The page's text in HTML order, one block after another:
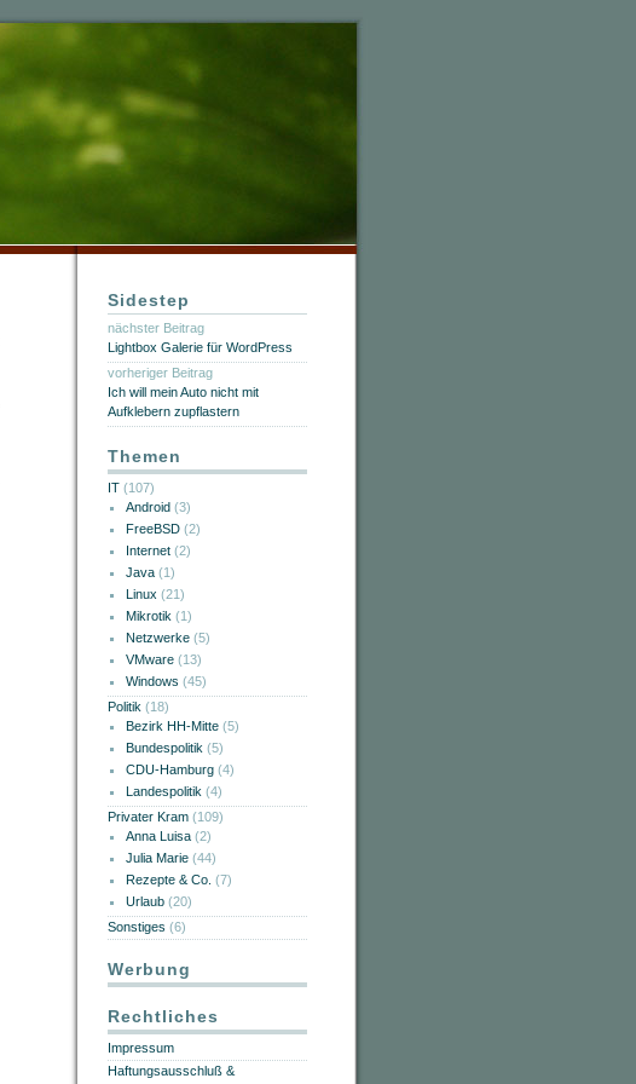
Sidestep
nächster Beitrag
Lightbox Galerie für WordPress
vorheriger Beitrag
Ich will mein Auto nicht mit
Aufklebern zupflastern
Themen
IT (107)
Android (3)
FreeBSD (2)
Internet (2)
Java (1)
Linux (21)
Mikrotik (1)
Netzwerke (5)
VMware (13)
Windows (45)
Politik (18)
Bezirk HH-Mitte (5)
Bundespolitik (5)
CDU-Hamburg (4)
Landespolitik (4)
Privater Kram (109)
Anna Luisa (2)
Julia Marie (44)
Rezepte & Co. (7)
Urlaub (20)
Sonstiges (6)
Werbung
Rechtliches
Impressum
Haftungsausschluß &